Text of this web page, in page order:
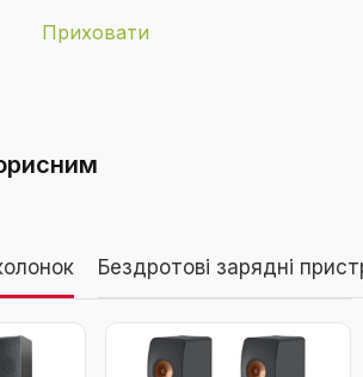
Приховати
Чорний
Алюміній
Алюміній
з
для чистого робочого
Бездротові зарядні